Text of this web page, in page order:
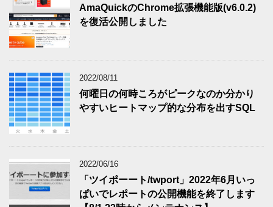
AmaQuickのChrome拡張機能版(v6.0.2)
を復活公開しました
2022/08/11
何曜日の何時ころがピークなのか分かり
やすいヒートマップ的な分布を出すSQL
2022/06/16
「ツイポーート/twport」2022年6月いっ
ぱいでレポートの公開機能を終了します